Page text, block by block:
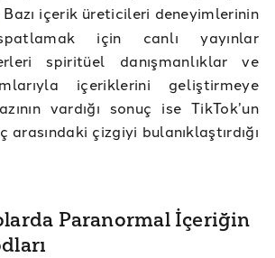
Bazı içerik üreticileri deneyimlerinin
için canlı yayınlar
spiritüel danışmanlıklar ve
içeriklerini geliştirmeye
vardığı sonuç ise TikTok’un
arasındaki çizgiyi bulanıklaştırdığı
Paranormal İçeriğin